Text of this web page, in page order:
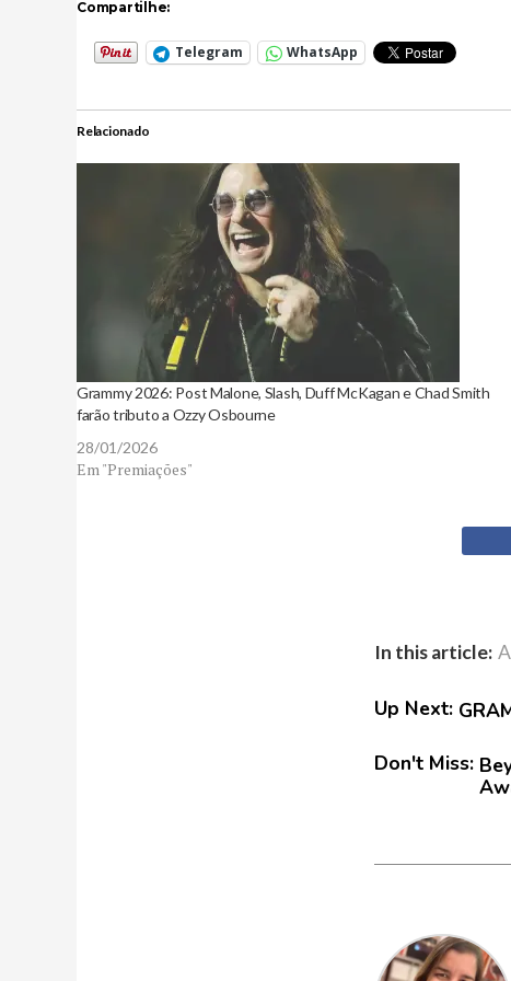
Compartilhe:
Telegram WhatsApp
Relacionado
Grammy 2026: Post Malone, Slash, Duff McKagan e Chad Smith
farão tributo a Ozzy Osbourne
28/01/2026
Em "Premiações"
In this article:
Up Next:
Don't Miss: